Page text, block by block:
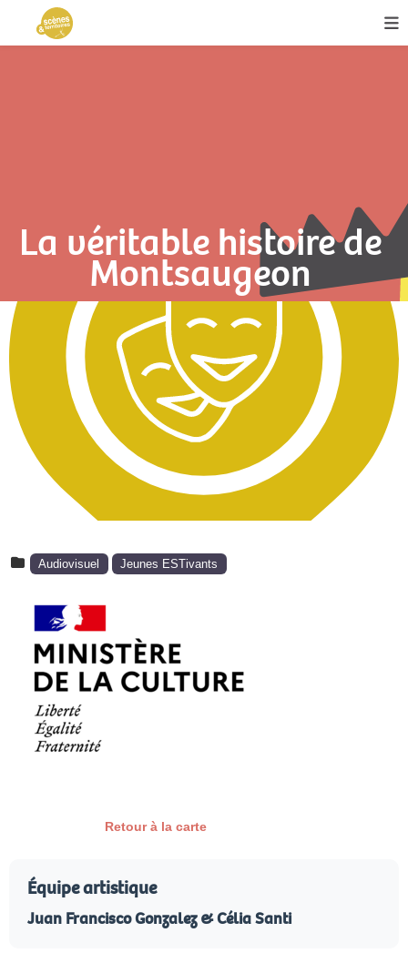
La véritable histoire de
Montsaugeon
Audiovisuel Jeunes ESTivants
Retour à la carte
Équipe artistique
Juan Francisco Gonzalez & Célia Santi